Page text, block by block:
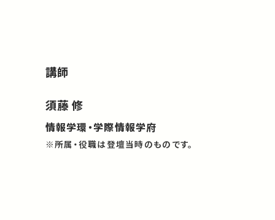
講師
須藤 修
情報学環・学際情報学府
※所属・役職は登壇当時のものです。